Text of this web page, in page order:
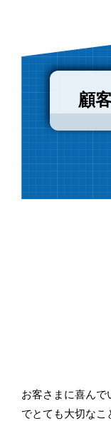
顧
お客さまに喜んで
でとても大切なこ